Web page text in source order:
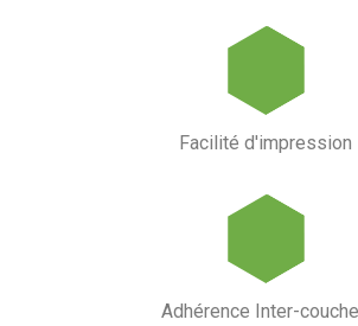
Facilité d'impression
Adhérence Inter-